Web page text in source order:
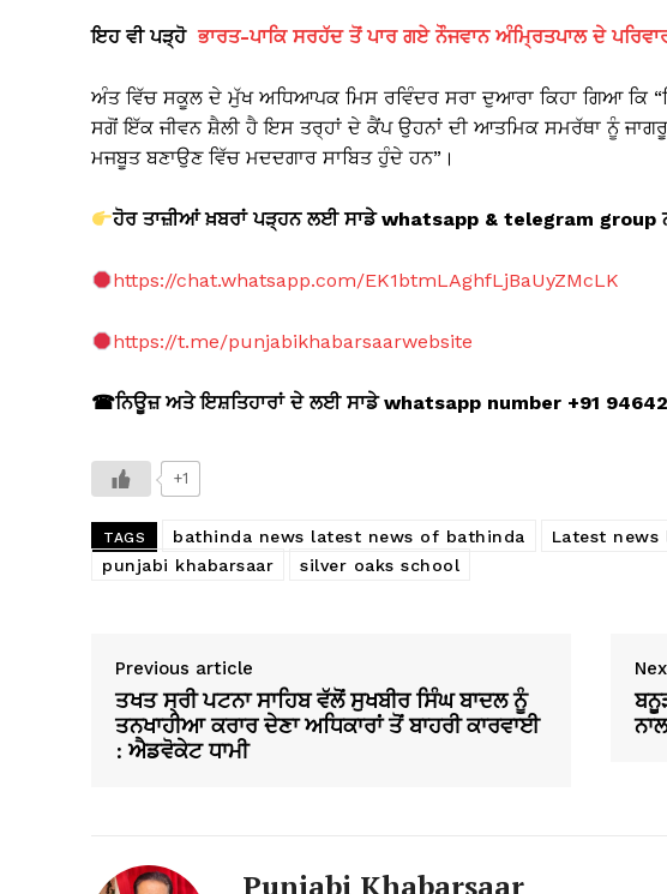
ਇਹ ਵੀ ਪੜ੍ਹੋਭਾਰਤ-ਪਾਕਿ ਸਰਹੱਦ ਤੋਂ ਪਾਰ ਗਏ ਨੌਜਵਾਨ ਅੰਮ੍ਰਿਤਪਾਲ ਦੇ
ਅੰਤ ਵਿੱਚ ਸਕੂਲ ਦੇ ਮੁੱਖ ਅਧਿਆਪਕ ਮਿਸ ਰਵਿੰਦਰ ਸਰਾ ਦੁਆਰਾ ਕਿਹਾ ਗਿਆ ਕਿ
ਸਗੋਂ ਇੱਕ ਜੀਵਨ ਸ਼ੈਲੀ ਹੈ ਇਸ ਤਰ੍ਹਾਂ ਦੇ ਕੈਂਪ ਉਹਨਾਂ ਦੀ ਆਤਮਿਕ ਸਮਰੱਥਾ ਨੂੰ
ਮਜਬੂਤ ਬਣਾਉਣ ਵਿੱਚ ਮਦਦਗਾਰ ਸਾਬਿਤ ਹੁੰਦੇ ਹਨ”।
ਹੋਰ ਤਾਜ਼ੀਆਂ ਖ਼ਬਰਾਂ ਪੜ੍ਹਨ ਲਈ ਸਾਡੇ whatsapp & telegram group
https://chat.whatsapp.com/EK1btmLAghfLjBaUyZMcLK
https://t.me/punjabikhabarsaarwebsite
☎ਨਿਊਜ਼ ਅਤੇ ਇਸ਼ਤਿਹਾਰਾਂ ਦੇ ਲਈ ਸਾਡੇ whatsapp number +91
+1
TAGS bathinda news latest news of bathinda
Latest
punjabi khabarsaar
silver oaks school
Previous article
ਤਖਤ ਸ੍ਰੀ ਪਟਨਾ ਸਾਹਿਬ ਵੱਲੋਂ ਸੁਖਬੀਰ ਸਿੰਘ ਬਾਦਲ ਨੂੰ
ਤਨਖਾਹੀਆ ਕਰਾਰ ਦੇਣਾ ਅਧਿਕਾਰਾਂ ਤੋਂ ਬਾਹਰੀ ਕਾਰਵਾਈ
: ਐਡਵੋਕੇਟ ਧਾਮੀ
Punjabi Khabarsaar